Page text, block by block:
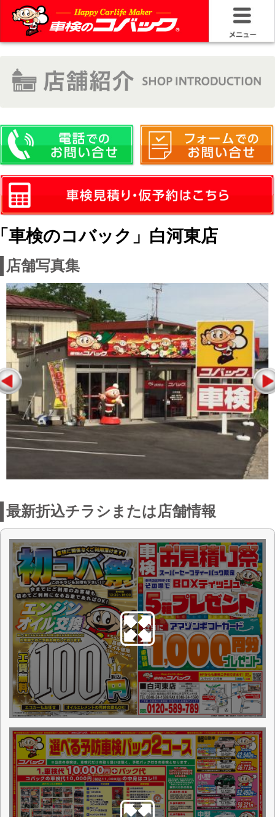
HOME
お問い合わ
車検サービ
安さの構造
20年50万キ
車検のコバック」白河東店
店舗写真集
最新折込チラシまたは店舗情報
点検整備に関わる料金表